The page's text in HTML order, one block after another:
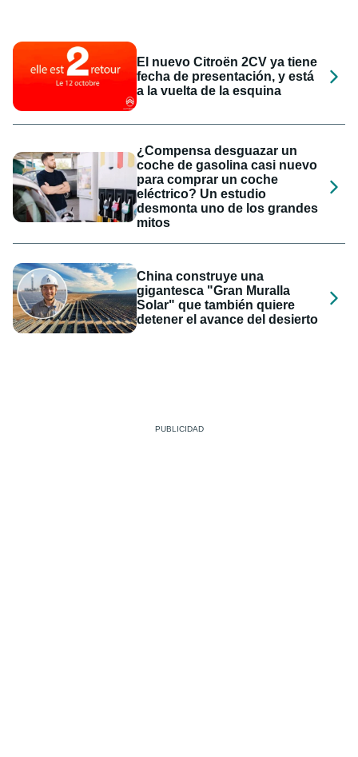
El nuevo Citroën 2CV ya tiene
fecha de presentación, y está
a la vuelta de la esquina
¿Compensa desguazar un
coche de gasolina casi nuevo
para comprar un coche
eléctrico? Un estudio
desmonta uno de los grandes
mitos
China construye una
gigantesca "Gran Muralla
Solar" que también quiere
detener el avance del desierto